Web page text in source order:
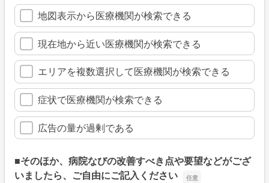
地図表示から医療機関が検索できる
現在地から近い医療機関が検索できる
エリアを複数選択して医療機関が検索できる
症状で医療機関が検索できる
広告の量が過剰である
■そのほか、病院なびの改善すべき点や要望などがござ
いましたら、ご自由にご記入ください